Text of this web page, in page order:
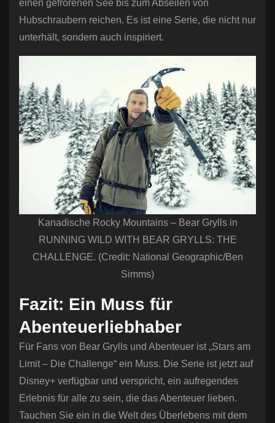
einen gefrorenen See bis zum Abseilen von
Hubschraubern reichen. Es ist eine Serie, die nicht nur
unterhält, sondern auch inspiriert.
Kanadische Rocky Mountains – Bear Grylls in
RUNNING WILD WITH BEAR GRYLLS: THE
CHALLENGE. (Credit: National Geographic/Ben
Simms)
Fazit: Ein Muss für
Abenteuerliebhaber
Für Fans von Bear Grylls und Abenteuer ist „Stars am
Limit – Die Challenge“ ein Muss. Die Serie ist jetzt auf
Disney+ verfügbar und verspricht, ein aufregendes
Erlebnis für alle zu sein, die das Abenteuer lieben.
Tauchen Sie ein in die Welt des Überlebens mit dem